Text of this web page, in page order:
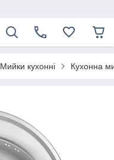
Мийки кухонні Кухонна